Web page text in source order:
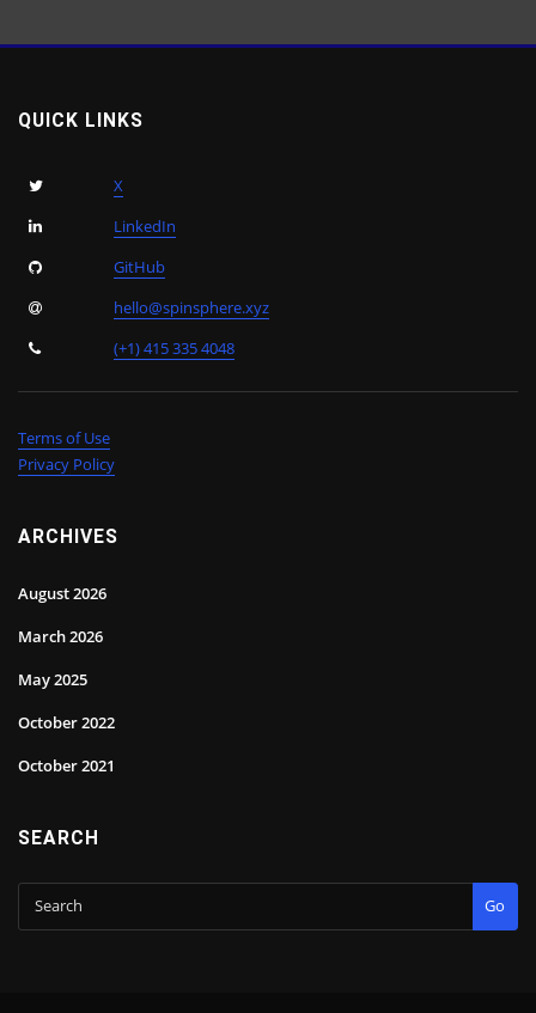
QUICK LINKS
X
LinkedIn
GitHub
hello@spinsphere.xyz
(+1) 415 335 4048
Terms of Use
Privacy Policy
ARCHIVES
August 2026
March 2026
May 2025
October 2022
October 2021
SEARCH
Go